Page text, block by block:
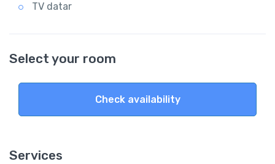
TV datar
Select your room
Check availability
Services